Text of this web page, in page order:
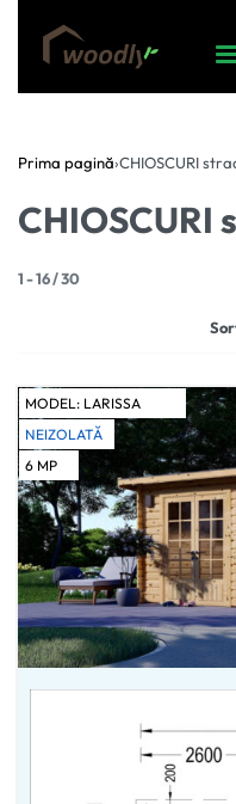
Prima pagină›CHIOSCURI
CHIOSCURI
1-16/30
NEIZOLATĂ
MODEL: LARISSA
6 MP